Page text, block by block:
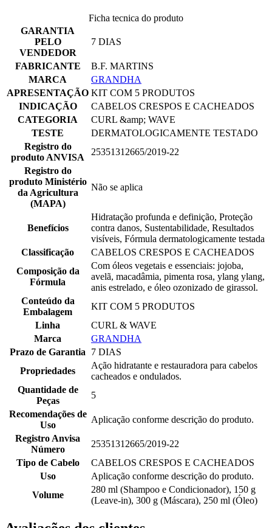
Ficha tecnica do produto
GARANTIA
PELO
VENDEDOR
7 DIAS
FABRICANTE
B.F. MARTINS
MARCA
GRANDHA
APRESENTAÇÃO KIT COM 5 PRODUTOS
INDICAÇÃO
CABELOS CRESPOS E CACHEADOS
CATEGORIA
CURL &amp; WAVE
TESTE
DERMATOLOGICAMENTE TESTADO
Registro do
produto ANVISA
25351312665/2019-22
Registro do
produto Ministério
da Agricultura
(MAPA)
Não se aplica
Benefícios
Hidratação profunda e definição, Proteção
contra danos, Sustentabilidade, Resultados
visíveis, Fórmula dermatologicamente testada
Classificação
CABELOS CRESPOS E CACHEADOS
Composição da
Fórmula
Com óleos vegetais e essenciais: jojoba,
avelã, macadâmia, pimenta rosa, ylang ylang,
anis estrelado, e óleo ozonizado de girassol.
Conteúdo da
Embalagem
KIT COM 5 PRODUTOS
Linha
CURL & WAVE
Marca
GRANDHA
Prazo de Garantia
7 DIAS
Propriedades
Ação hidratante e restauradora para cabelos
cacheados e ondulados.
Quantidade de
Peças
5
Recomendações de
Uso
Aplicação conforme descrição do produto.
Registro Anvisa
Número
25351312665/2019-22
Tipo de Cabelo
CABELOS CRESPOS E CACHEADOS
Uso
Aplicação conforme descrição do produto.
Volume
280 ml (Shampoo e Condicionador), 150 g
(Leave-in), 300 g (Máscara), 250 ml (Óleo)